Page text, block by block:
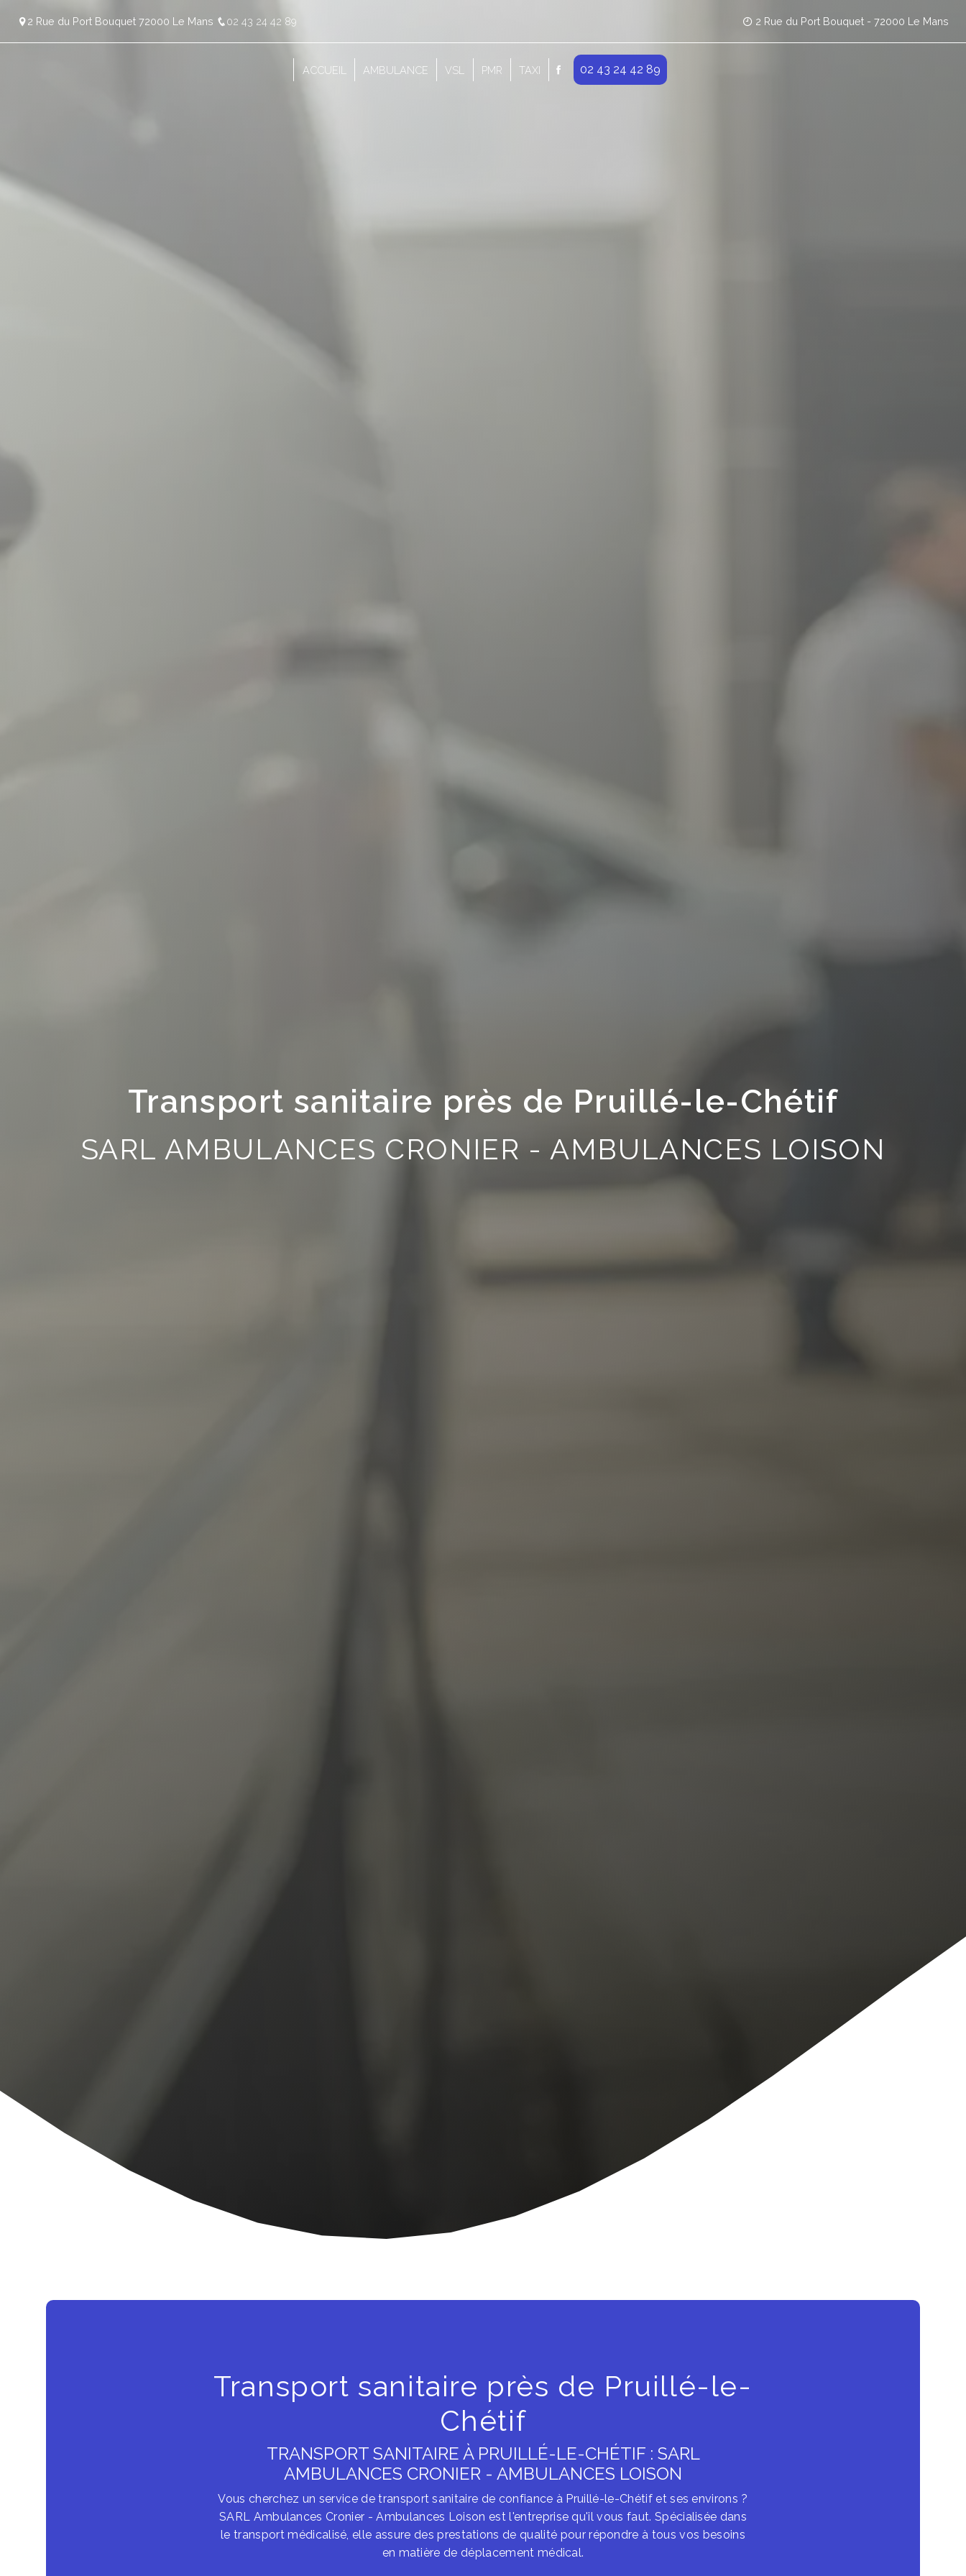
2 Rue du Port Bouquet 72000 Le Mans 02 43 24 42 89 2 Rue du Port Bouquet - 72000 Le Mans
ACCUEIL AMBULANCE VSL PMR TAXI 02 43 24 42 89
Transport sanitaire près de Pruillé-le-Chétif
SARL AMBULANCES CRONIER - AMBULANCES LOISON
Transport sanitaire près de Pruillé-le-
Chétif
TRANSPORT SANITAIRE À PRUILLÉ-LE-CHÉTIF : SARL
AMBULANCES CRONIER - AMBULANCES LOISON
Vous cherchez un service de transport sanitaire de confiance à Pruillé-le-Chétif et ses environs ?
SARL Ambulances Cronier - Ambulances Loison est l'entreprise qu'il vous faut. Spécialisée dans
le transport médicalisé, elle assure des prestations de qualité pour répondre à tous vos besoins
en matière de déplacement médical.